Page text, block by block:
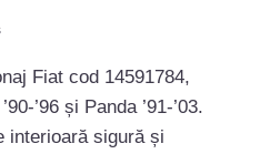
Fiat cod 14591784,
’96 și Panda ’91-’03.
interioară sigură și